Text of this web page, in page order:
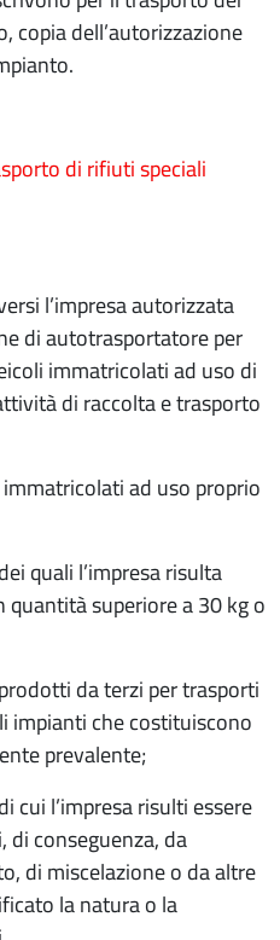
copia dell’autorizzazione
di rifiuti speciali
l’impresa autorizzata
di autotrasportatore per
immatricolati ad uso di
di raccolta e trasporto
ad uso proprio
quali l’impresa risulta
superiore a 30 kg o
da terzi per trasporti
impianti che costituiscono
prevalente;
cui l’impresa risulti essere
conseguenza, da
di miscelazione o da altre
la natura o la